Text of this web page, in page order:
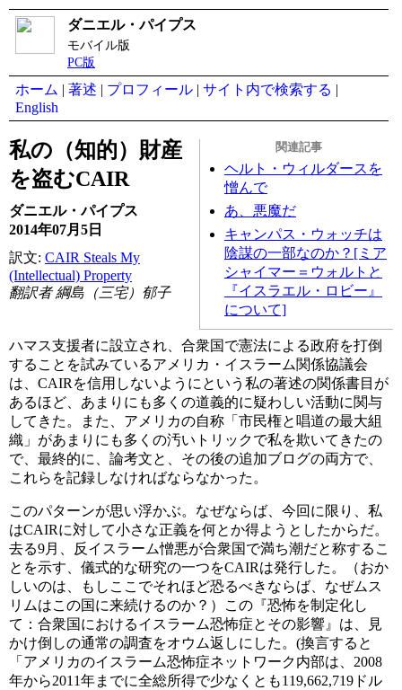
ダニエル・パイプス
モバイル版
PC版
ホーム | 著述 | プロフィール | サイト内で検索する |
English
関連記事
ヘルト・ウィルダースを
憎んで
あ、悪魔だ
キャンパス・ウォッチは
陰謀の一部なのか？[ミア
シャイマー＝ウォルトと
『イスラエル・ロビー』
について]
私の（知的）財産
を盗むCAIR
ダニエル・パイプス
2014年07月5日
訳文: CAIR Steals My
(Intellectual) Property
翻訳者 綱島（三宅）郁子
ハマス支援者に設立され、合衆国で憲法による政府を打倒
することを試みているアメリカ・イスラーム関係協議会
は、CAIRを信用しないようにという私の著述の関係書目が
あるほど、あまりにも多くの道義的に疑わしい活動に関与
してきた。また、アメリカの自称「市民権と唱道の最大組
織」があまりにも多くの汚いトリックで私を欺いてきたの
で、最終的に、論考文と、その後の追加ブログの両方で、
これらを記録しなければならなかった。
このパターンが思い浮かぶ。なぜならば、今回に限り、私
はCAIRに対して小さな正義を何とか得ようとしたからだ。
去る9月、反イスラーム憎悪が合衆国で満ち潮だと称するこ
とを示す、儀式的な研究の一つをCAIRは発行した。（おか
しいのは、もしここでそれほど恐るべきならば、なぜムス
リムはこの国に来続けるのか？）この『恐怖を制定化し
て：合衆国におけるイスラーム恐怖症とその影響』は、見
かけ倒しの通常の調査をオウム返しにした。(換言すると
「アメリカのイスラーム恐怖症ネットワーク内部は、2008
年から2011年までに全総所得で少なくとも119,662,719ドル